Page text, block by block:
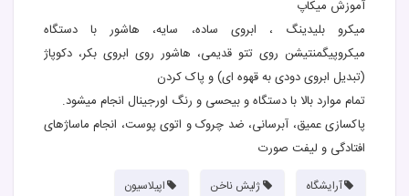
آموزش ميكاپ
ميكرو بليدينگ ، ابروی ساده، سايه، هاشور با دستگاه
ميكروپيگمنتيشن روی تتو قديمی، هاشور روی ابروی بكر، دكوپاژ
(تبديل ابروی دودی به قهوه ای) و پاک كردن
تمام موارد بالا با دستگاه و بيحسی و رنگ اورجينال انجام ميشود.
پاکسازی عمیق، آبرسانی، ضد چروک و اتوی پوست، انجام ماساژهای
افتادگی و لیفت صورت
آرایشگاه ژلیش ناخن اپیلاسیون